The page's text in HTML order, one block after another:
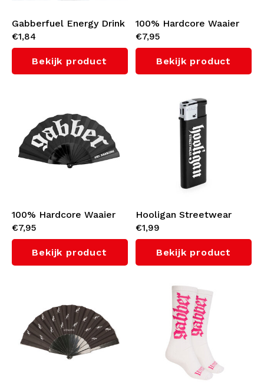
Dames
Ondergoed
Zwemkleding
Aanstekers
Sleutelhangers
Riemen
Gabberfuel Energy Drink
(250ml)
€1,84
Bekijk product
100% Hardcore Waaier
'Script'
€7,95
Bekijk product
100% Hardcore Waaier
'Gabber'
€7,95
Bekijk product
Hooligan Streetwear
Aansteker
€1,99
Bekijk product